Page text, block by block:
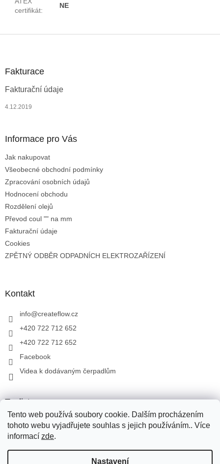
Tento web používá soubory cookie. Dalším procházením
tohoto webu vyjadřujete souhlas s jejich používáním.. Více
informací zde.
Nastavení
certifikát:
NE
Fakturace
Fakturační údaje
4.12.2019
Informace pro Vás
Jak nakupovat
Všeobecné obchodní podmínky
Zpracování osobních údajů
Hodnocení obchodu
Rozdělení olejů
Převod coul "" na mm
Fakturační údaje
Cookies
ZPĚTNÝ ODBĚR ODPADNÍCH ELEKTROZAŘÍZENÍ
Kontakt
info@createflow.cz
+420 722 712 652
+420 722 712 652
Facebook
Videa k dodávaným čerpadlům
Toplist